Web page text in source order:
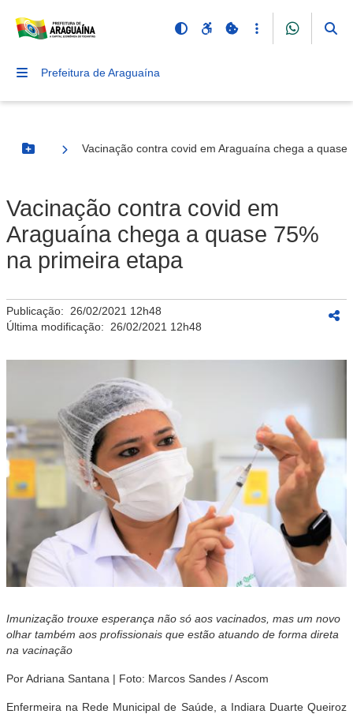
Prefeitura de Araguaína
Botão Menu
Vacinação contra covid em Araguaína chega a quase
Vacinação contra covid em
Araguaína chega a quase 75%
na primeira etapa
Publicação: 26/02/2021 12h48
Última modificação: 26/02/2021 12h48
Imunização trouxe esperança não só aos vacinados, mas um novo
olhar também aos profissionais que estão atuando de forma direta
na vacinação
Por Adriana Santana | Foto: Marcos Sandes / Ascom
Enfermeira na Rede Municipal de Saúde, a Indiara Duarte Queiroz